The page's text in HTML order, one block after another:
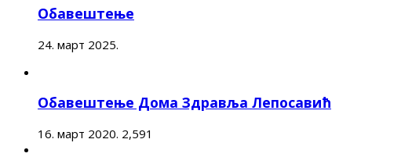
Обавештење
24. март 2025.
Обавештење Дома Здравља Лепосавић
16. март 2020. 2,591